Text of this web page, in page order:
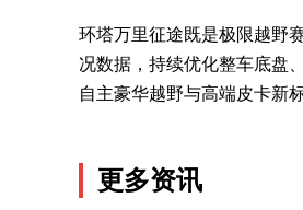
环塔万里征途既是极限越野
况数据，持续优化整车底盘
自主豪华越野与高端皮卡新标
更多资讯